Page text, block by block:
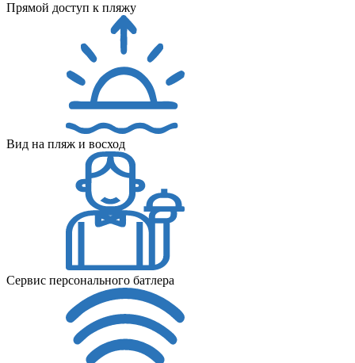
Прямой доступ к пляжу
Вид на пляж и восход
Сервис персонального батлера